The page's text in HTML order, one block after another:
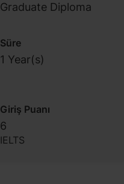
Graduate Diploma
Süre
1 Year(s)
Giriş Puanı
6
IELTS